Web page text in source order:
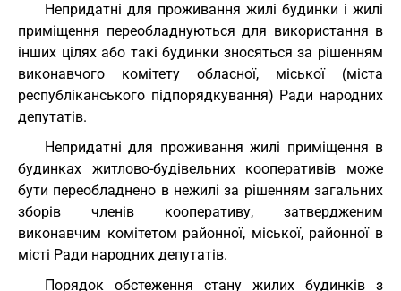
Непридатні для проживання жилі будинки і жилі
приміщення переобладнуються для використання в
інших цілях або такі будинки зносяться за рішенням
виконавчого комітету обласної, міської (міста
республіканського підпорядкування) Ради народних
депутатів.
Непридатні для проживання жилі приміщення в
будинках житлово-будівельних кооперативів може
бути переобладнено в нежилі за рішенням загальних
зборів членів кооперативу, затвердженим
виконавчим комітетом районної, міської, районної в
місті Ради народних депутатів.
Порядок обстеження стану жилих будинків з